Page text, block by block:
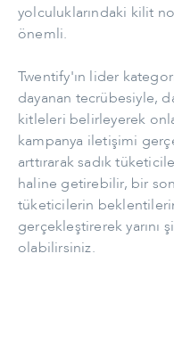
yolculuklarındaki kilit
önemli.
Twentify'ın lider
dayanan tecrübesiyle,
kitleleri belirleyerek
kampanya iletişimi
arttırarak sadık
haline getirebilir, bir
tüketicilerin
gerçekleştirerek yarını
olabilirsiniz.